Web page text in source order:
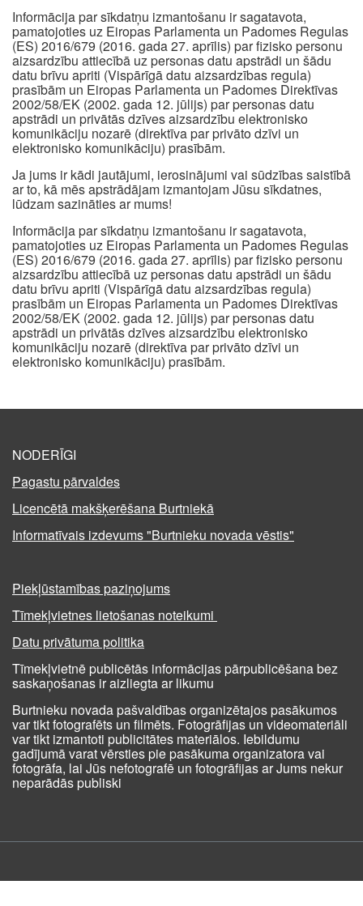
Informācija par sīkdatņu izmantošanu ir sagatavota,
pamatojoties uz Eiropas Parlamenta un Padomes Regulas
(ES) 2016/679 (2016. gada 27. aprīlis) par fizisko personu
aizsardzību attiecībā uz personas datu apstrādi un šādu
datu brīvu apriti (Vispārīgā datu aizsardzības regula)
prasībām un Eiropas Parlamenta un Padomes Direktīvas
2002/58/EK (2002. gada 12. jūlijs) par personas datu
apstrādi un privātās dzīves aizsardzību elektronisko
komunikāciju nozarē (direktīva par privāto dzīvi un
elektronisko komunikāciju) prasībām.
Ja jums ir kādi jautājumi, ierosinājumi vai sūdzības saistībā
ar to, kā mēs apstrādājam izmantojam Jūsu sīkdatnes,
lūdzam sazināties ar mums!
Informācija par sīkdatņu izmantošanu ir sagatavota,
pamatojoties uz Eiropas Parlamenta un Padomes Regulas
(ES) 2016/679 (2016. gada 27. aprīlis) par fizisko personu
aizsardzību attiecībā uz personas datu apstrādi un šādu
datu brīvu apriti (Vispārīgā datu aizsardzības regula)
prasībām un Eiropas Parlamenta un Padomes Direktīvas
2002/58/EK (2002. gada 12. jūlijs) par personas datu
apstrādi un privātās dzīves aizsardzību elektronisko
komunikāciju nozarē (direktīva par privāto dzīvi un
elektronisko komunikāciju) prasībām.
NODERĪGI
Pagastu pārvaldes
Licencētā makšķerēšana Burtniekā
Informatīvais izdevums "Burtnieku novada vēstis"
Piekļūstamības paziņojums
Tīmekļvietnes lietošanas noteikumi
Datu privātuma politika
Tīmekļvietnē publicētās informācijas pārpublicēšana bez
saskaņošanas ir aizliegta ar likumu
Burtnieku novada pašvaldības organizētajos pasākumos
var tikt fotografēts un filmēts. Fotogrāfijas un videomateriāli
var tikt izmantoti publicitātes materiālos. Iebildumu
gadījumā varat vērsties pie pasākuma organizatora vai
fotogrāfa, lai Jūs nefotografē un fotogrāfijas ar Jums nekur
neparādās publiski